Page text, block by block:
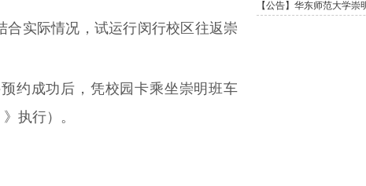
实际情况，试运行闵行校区往返崇
约成功后，凭校园卡乘坐崇明班车
执行）。